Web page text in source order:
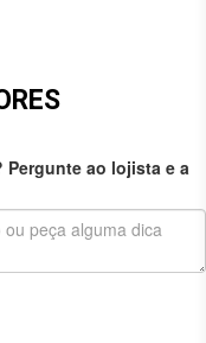
ao lojista e a